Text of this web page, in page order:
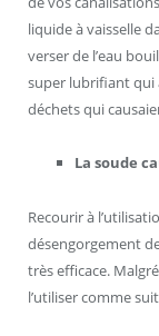
liquide à vaisselle
verser de l’eau
super lubrifiant qui
déchets qui
La soude
Recourir à
désengorgement
très efficace.
l’utiliser comme